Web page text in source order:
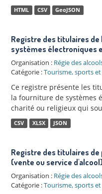
HTML CSV GeoJSON
Registre des titulaires
systèmes électroniques
Organisation : Régie des
Catégorie :Tourisme, sports
Ce registre présente les
la fourniture de systèmes
charité ou religieux qui
CSV XLSX JSON
Registre des titulaires
(vente ou service d'alcool)
Organisation : Régie des
Catégorie :Tourisme, sports